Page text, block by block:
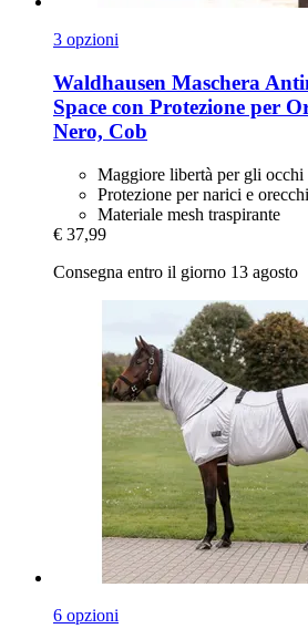
3 opzioni
Waldhausen Maschera
Space con Protezione per
Nero, Cob
Maggiore libertà per gli occhi
Protezione per narici e
Materiale mesh traspirante
€ 37,99
Consegna entro il giorno 13 agosto
6 opzioni